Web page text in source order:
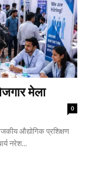
मेला
0
औद्योगिक प्रशिक्षण
नरेश...